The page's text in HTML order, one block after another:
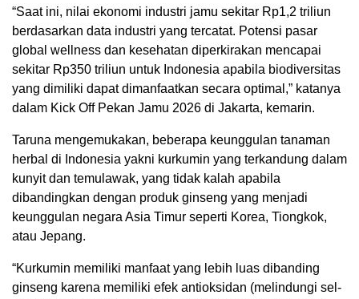
“Saat ini, nilai ekonomi industri jamu sekitar Rp1,2 triliun
berdasarkan data industri yang tercatat. Potensi pasar
global wellness dan kesehatan diperkirakan mencapai
sekitar Rp350 triliun untuk Indonesia apabila biodiversitas
yang dimiliki dapat dimanfaatkan secara optimal,” katanya
dalam Kick Off Pekan Jamu 2026 di Jakarta, kemarin.
Taruna mengemukakan, beberapa keunggulan tanaman
herbal di Indonesia yakni kurkumin yang terkandung dalam
kunyit dan temulawak, yang tidak kalah apabila
dibandingkan dengan produk ginseng yang menjadi
keunggulan negara Asia Timur seperti Korea, Tiongkok,
atau Jepang.
“Kurkumin memiliki manfaat yang lebih luas dibanding
ginseng karena memiliki efek antioksidan (melindungi sel-